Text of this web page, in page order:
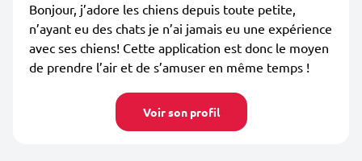
Bonjour, j’adore les chiens depuis toute petite,
n’ayant eu des chats je n’ai jamais eu une expérience
avec ses chiens! Cette application est donc le moyen
de prendre l’air et de s’amuser en même temps !
Voir son profil